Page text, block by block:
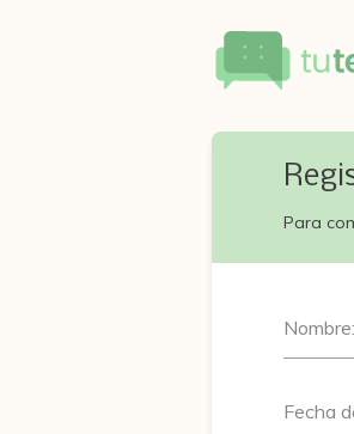
Para
Nombre:
Fecha